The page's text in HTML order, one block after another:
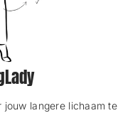
jouw langere lichaam te